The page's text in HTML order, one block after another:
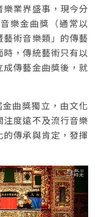
業界盛事，現今分
樂金曲獎（通常以
藝術音樂類」的傳藝
，傳統藝術只有以
傳藝金曲獎後，就
曲獎獨立，由文化
度遠不及流行音樂
傳承與肯定，發揮